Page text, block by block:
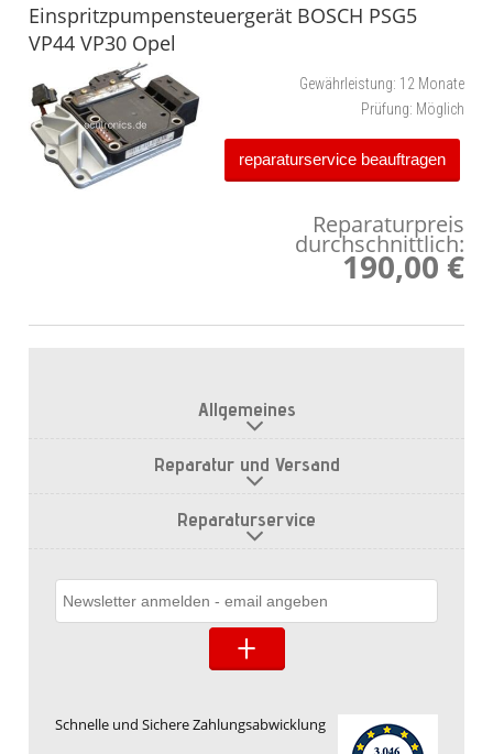
Einspritzpumpensteuergerät BOSCH PSG5
VP44 VP30 Opel
Gewährleistung: 12 Monate
Prüfung: Möglich
reparaturservice beauftragen
Reparaturpreis
durchschnittlich:
190,00 €
Allgemeines
Reparatur und Versand
Reparaturservice
Schnelle und Sichere Zahlungsabwicklung